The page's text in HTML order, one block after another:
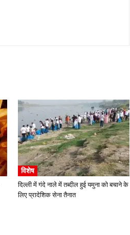
विशेष
दिल्ली में गंदे नाले में तब्दील हुई यमुना को बचाने के
लिए प्रादेशिक सेना तैनात